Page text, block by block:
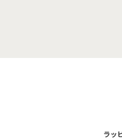
ラッ